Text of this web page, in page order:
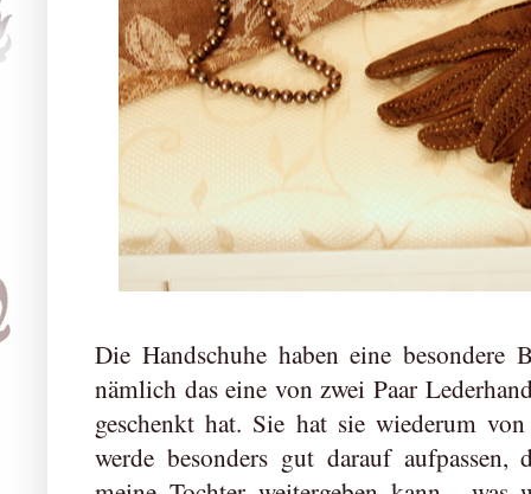
Die Handschuhe haben eine
nämlich das eine von zwei Paar
geschenkt hat. Sie hat sie wiederum
werde besonders gut darauf